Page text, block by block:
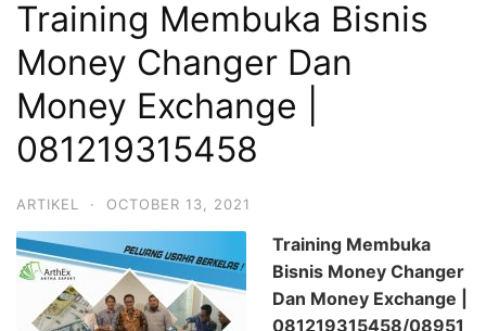
Training Membuka Bisnis
Money Changer Dan
Money Exchange |
081219315458
ARTIKEL · OCTOBER 13, 2021
Training Membuka
Bisnis Money Changer
Dan Money Exchange |
081219315458/08951